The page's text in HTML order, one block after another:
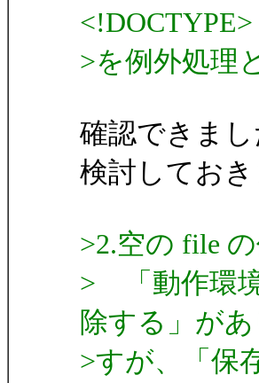
>を例外処理
確認できまし
検討しておき
>2.空の file
> 「動作環
除する」があ
>すが、「保